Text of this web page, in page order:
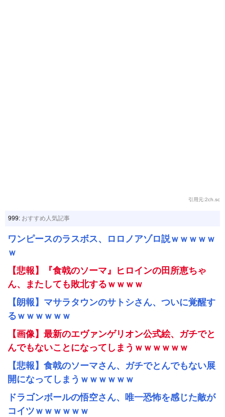
引用元:2ch.sc
999: おすすめ人気記事
ワンピースのラスボス、ロロノアゾロ説ｗｗｗｗｗ
ｗ
【悲報】『食戟のソーマ』ヒロインの田所恵ちゃ
ん、またしても敗北するｗｗｗｗ
【朗報】マサラタウンのサトシさん、ついに覚醒す
るｗｗｗｗｗｗ
【画像】最新のエヴァンゲリオン公式絵、ガチでと
んでもないことになってしまうｗｗｗｗｗｗ
【悲報】食戟のソーマさん、ガチでとんでもない展
開になってしまうｗｗｗｗｗｗ
ドラゴンボールの悟空さん、唯一恐怖を感じた敵が
コイツｗｗｗｗｗｗ